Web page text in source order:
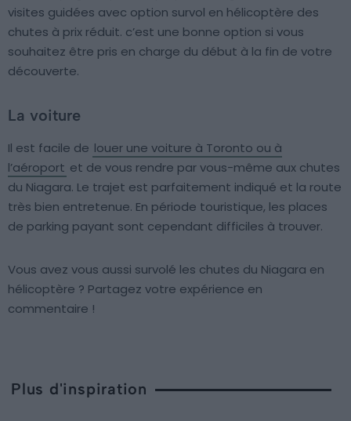
visites guidées avec option survol en hélicoptère des
chutes à prix réduit. c’est une bonne option si vous
souhaitez être pris en charge du début à la fin de votre
découverte.
La voiture
Il est facile de louer une voiture à Toronto ou à
l’aéroport et de vous rendre par vous-même aux chutes
du Niagara. Le trajet est parfaitement indiqué et la route
très bien entretenue. En période touristique, les places
de parking payant sont cependant difficiles à trouver.
Vous avez vous aussi survolé les chutes du Niagara en
hélicoptère ? Partagez votre expérience en
commentaire !
Plus d'inspiration